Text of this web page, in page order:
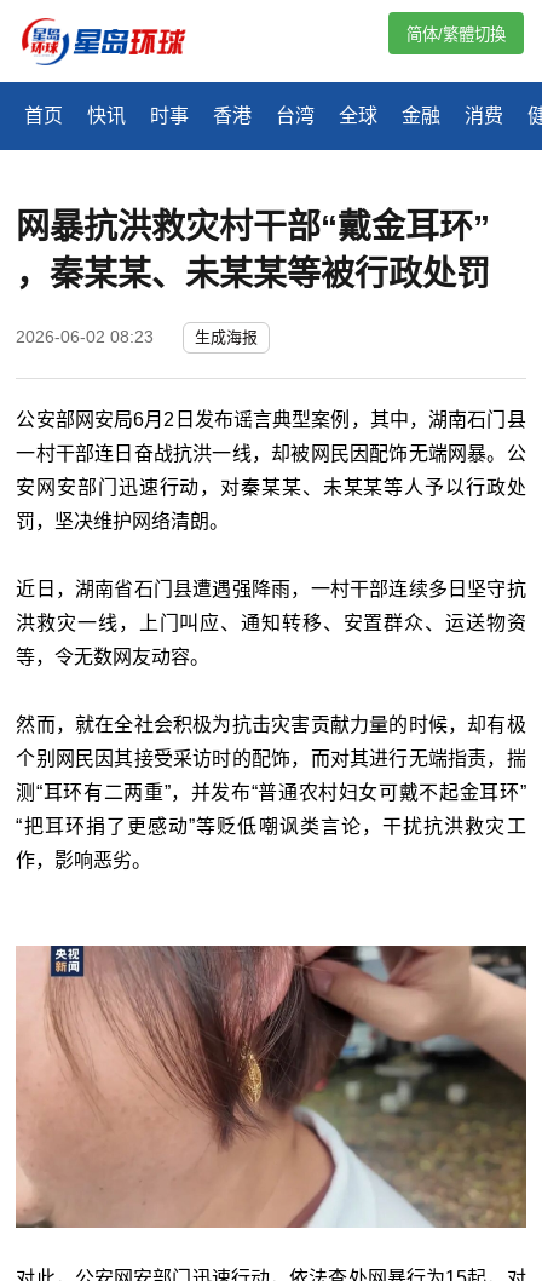
首页 快讯 时事 香港 台湾 全球 金融 消费
简体/繁體切換
网暴抗洪救灾村干部“戴金耳环”
，秦某某、未某某等被行政处罚
2026-06-02 08:23 生成海报
公安部网安局6月2日发布谣言典型案例，其中，湖南石门县
一村干部连日奋战抗洪一线，却被网民因配饰无端网暴。公
安网安部门迅速行动，对秦某某、未某某等人予以行政处
罚，坚决维护网络清朗。
近日，湖南省石门县遭遇强降雨，一村干部连续多日坚守抗
洪救灾一线，上门叫应、通知转移、安置群众、运送物资
等，令无数网友动容。
然而，就在全社会积极为抗击灾害贡献力量的时候，却有极
个别网民因其接受采访时的配饰，而对其进行无端指责，揣
测“耳环有二两重”，并发布“普通农村妇女可戴不起金耳环”
“把耳环捐了更感动”等贬低嘲讽类言论，干扰抗洪救灾工
作，影响恶劣。